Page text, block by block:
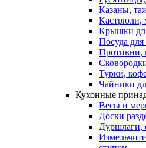
Казаны,
Кастрюли,
Крышки
Посуда
Противни,
Турки,
Чайники
Кухонные
Весы и
Доски
Дуршлаги,